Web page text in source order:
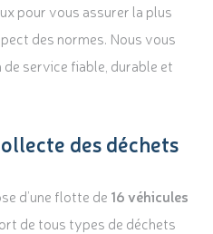
pour vous assurer la plus
des normes. Nous vous
service fiable, durable et
des déchets
d’une flotte de 16 véhicules
de tous types de déchets